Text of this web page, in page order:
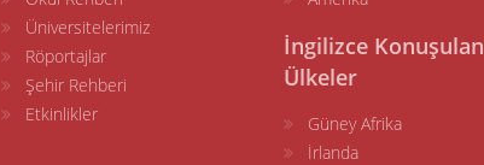
Üniversitelerimiz
Röportajlar
Şehir Rehberi
Etkinlikler
İngilizce Konuşulan
Ülkeler
Güney Afrika
İrlanda